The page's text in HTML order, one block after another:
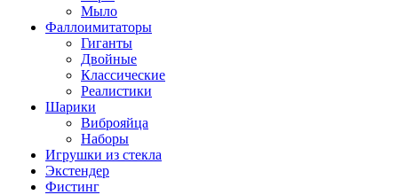
Мыло
Фаллоимитаторы
Гиганты
Двойные
Классические
Реалистики
Шарики
Виброяйца
Наборы
Игрушки из стекла
Экстендер
Фистинг